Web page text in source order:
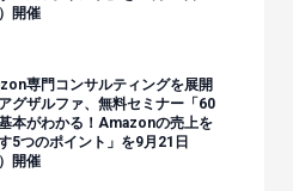
開催
専門コンサルティングを展開
グザルファ、無料セミナー「60
本がわかる！Amazonの売上を
5つのポイント」を9月21日
開催